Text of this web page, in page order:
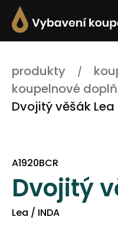
produkty
koupelnové
Dvojitý věšák Lea
A1920BCR
Dvojitý
Lea / INDA